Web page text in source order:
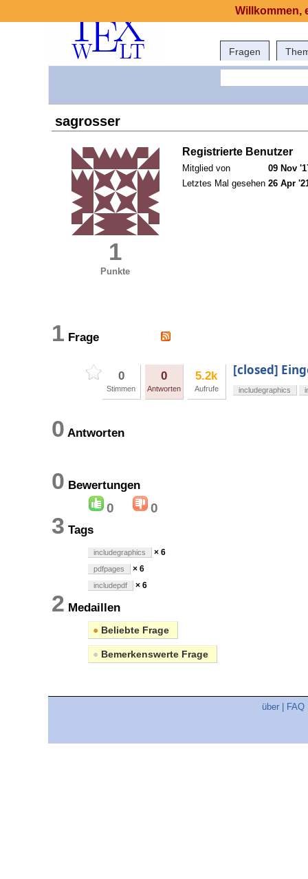
Fragen
sagrosser
1
Punkte
Registrierte Benutzer
Mitglied von
09 Nov
Letztes Mal gesehen 26 Apr
1 Frage
0
Stimmen
0
Antworten
5.2k
Aufrufe
[closed]
includegraphics
0 Antworten
0 Bewertungen
0 0
3 Tags
includegraphics × 6
pdfpages × 6
includepdf × 6
2 Medaillen
● Beliebte Frage
● Bemerkenswerte Frage
über FAQ
Willkommen,